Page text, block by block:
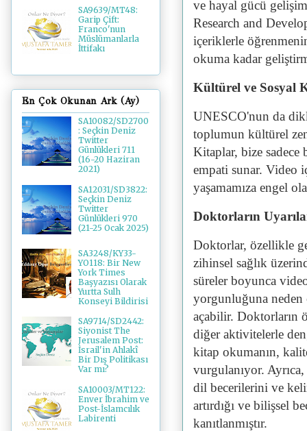
ve hayal gücü
Research and
içeriklerle
okuma kadar
Kültürel ve Sosyal
UNESCO'nun da
toplumun kültürel
Kitaplar, bize
empati sunar. Video
yaşamamıza engel
Doktorların
Doktorlar, özellikle
zihinsel sağlık
süreler boyunca
yorgunluğuna
açabilir. Doktorların
diğer aktivitelerle
kitap okumanın,
vurgulanıyor.
dil becerilerini ve
artırdığı ve bilişsel
kanıtlanmıştır.
SA9639/MT48:
Garip Çift:
Franco'nun
Müslümanlarla
İttifakı
En Çok Okunan Ark (Ay)
SA10082/SD2700
: Seçkin Deniz
Twitter
Günlükleri 711
(16-20 Haziran
2021)
SA12031/SD3822:
Seçkin Deniz
Twitter
Günlükleri 970
(21-25 Ocak 2025)
SA3248/KY33-
YO118: Bir New
York Times
Başyazısı Olarak
Yurtta Sulh
Konseyi Bildirisi
SA9714/SD2442:
Siyonist The
Jerusalem Post:
İsrail'in Ahlakî
Bir Dış Politikası
Var mı?
SA10003/MT122:
Enver İbrahim ve
Post-İslamcılık
Labirenti